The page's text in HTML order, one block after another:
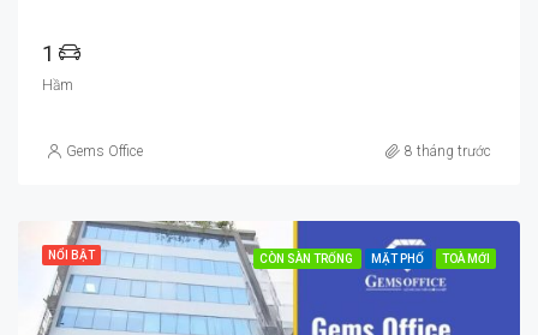
1
Hầm
Gems Office 8 tháng trước
NỔI BẬT CÒN SÀN TRỐNG MẶT PHỐ TOÀ MỚI